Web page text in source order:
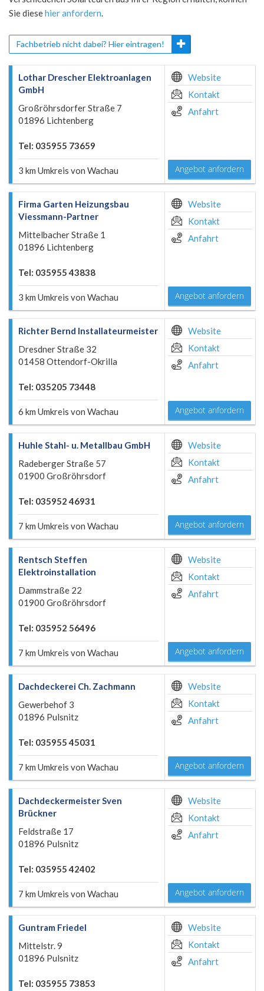
Sie diesehier anfordern.
Fachbetrieb nicht dabei? Hier eintragen!
Lothar Drescher Elektroanlagen
GmbH
Großröhrsdorfer Straße 7
01896 Lichtenberg
Tel: 035955 73659
3 km Umkreis von Wachau
Website
Kontakt
Anfahrt
Angebot anfordern
Firma Garten Heizungsbau
Viessmann-Partner
Mittelbacher Straße 1
01896 Lichtenberg
Tel: 035955 43838
3 km Umkreis von Wachau
Website
Kontakt
Anfahrt
Angebot anfordern
Richter Bernd Installateurmeister
Dresdner Straße 32
01458 Ottendorf-Okrilla
Tel: 035205 73448
6 km Umkreis von Wachau
Website
Kontakt
Anfahrt
Angebot anfordern
Huhle Stahl- u. Metallbau GmbH
Radeberger Straße 57
01900 Großröhrsdorf
Tel: 035952 46931
7 km Umkreis von Wachau
Website
Kontakt
Anfahrt
Angebot anfordern
Rentsch Steffen
Elektroinstallation
Dammstraße 22
01900 Großröhrsdorf
Tel: 035952 56496
7 km Umkreis von Wachau
Website
Kontakt
Anfahrt
Angebot anfordern
Dachdeckerei Ch. Zachmann
Gewerbehof 3
01896 Pulsnitz
Tel: 035955 45031
7 km Umkreis von Wachau
Website
Kontakt
Anfahrt
Angebot anfordern
Dachdeckermeister Sven
Brückner
Feldstraße 17
01896 Pulsnitz
Tel: 035955 42402
7 km Umkreis von Wachau
Website
Kontakt
Anfahrt
Angebot anfordern
Guntram Friedel
Mittelstr. 9
01896 Pulsnitz
Tel: 035955 73853
Website
Kontakt
Anfahrt